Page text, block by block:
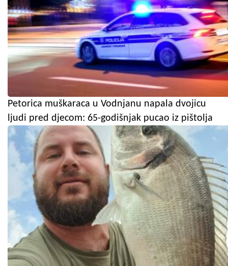
Petorica muškaraca u Vodnjanu napala dvojicu
ljudi pred djecom: 65-godišnjak pucao iz pištolja